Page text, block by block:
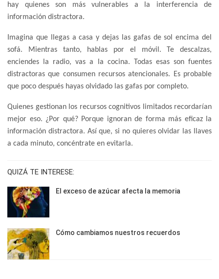
hay quienes son más vulnerables a la interferencia de
información distractora.
Imagina que llegas a casa y dejas las gafas de sol encima del
sofá. Mientras tanto, hablas por el móvil. Te descalzas,
enciendes la radio, vas a la cocina. Todas esas son fuentes
distractoras que consumen recursos atencionales. Es probable
que poco después hayas olvidado las gafas por completo.
Quienes gestionan los recursos cognitivos limitados recordarían
mejor eso. ¿Por qué? Porque ignoran de forma más eficaz la
información distractora. Así que, si no quieres olvidar las llaves
a cada minuto, concéntrate en evitarla.
QUIZÁ TE INTERESE:
El exceso de azúcar afecta la memoria
Cómo cambiamos nuestros recuerdos